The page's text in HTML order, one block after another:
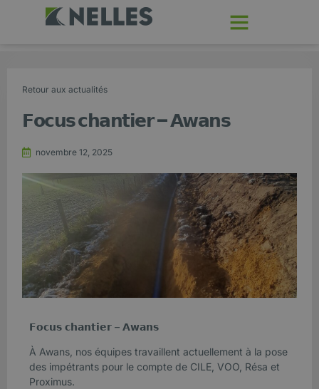
Retour aux actualités
𝗙𝗼𝗰𝘂𝘀 𝗰𝗵𝗮𝗻𝘁𝗶𝗲𝗿 – 𝗔𝘄𝗮𝗻𝘀
novembre 12, 2025
𝗙𝗼𝗰𝘂𝘀 𝗰𝗵𝗮𝗻𝘁𝗶𝗲𝗿 – 𝗔𝘄𝗮𝗻𝘀
À Awans, nos équipes travaillent actuellement à la pose
des impétrants pour le compte de CILE, VOO, Résa et
Proximus.